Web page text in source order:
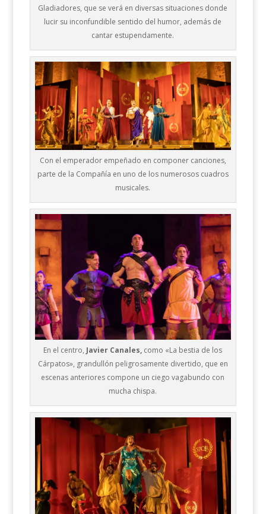
Gladiadores, que se verá en diversas situaciones donde
lucir su inconfundible sentido del humor, además de
cantar estupendamente.
Con el emperador empeñado en componer canciones,
parte de la Compañía en uno de los numerosos cuadros
musicales.
En el centro, Javier Canales, como «La bestia de los
Cárpatos», grandullón peligrosamente divertido, que en
escenas anteriores compone un ciego vagabundo con
mucha chispa.